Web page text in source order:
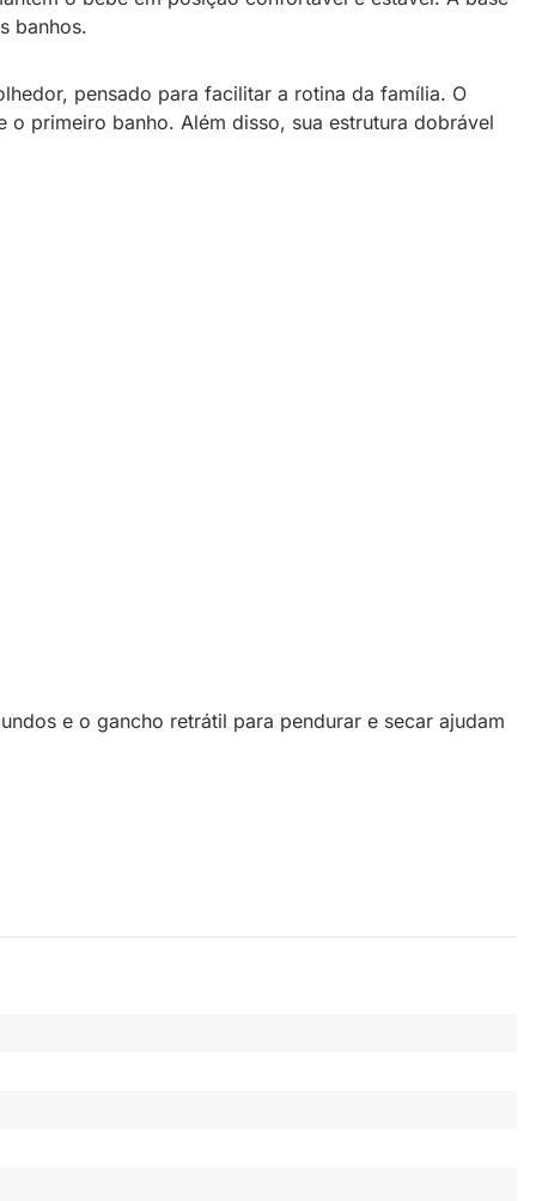
banhos.
pensado para facilitar a rotina da família. O
primeiro banho. Além disso, sua estrutura dobrável
e o gancho retrátil para pendurar e secar ajudam